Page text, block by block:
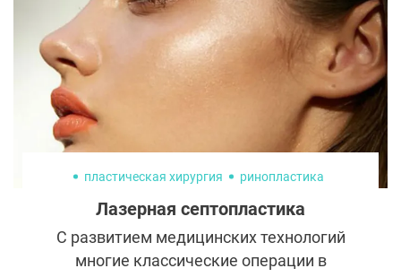
пластическая хирургия ринопластика
Лазерная септопластика
С развитием медицинских технологий
многие классические операции в